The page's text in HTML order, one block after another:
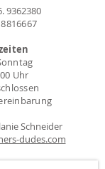
9362380
Uhr
Schneider
dudes.com